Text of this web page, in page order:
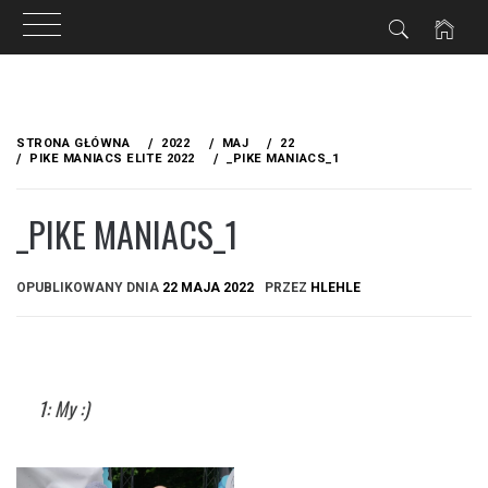
treści
STRONA GŁÓWNA 2022 MAJ
22
PIKE MANIACS ELITE 2022
_PIKE MANIACS_1
_PIKE MANIACS_1
OPUBLIKOWANY DNIA 22 MAJA 2022 PRZEZ HLEHLE
1: My :)